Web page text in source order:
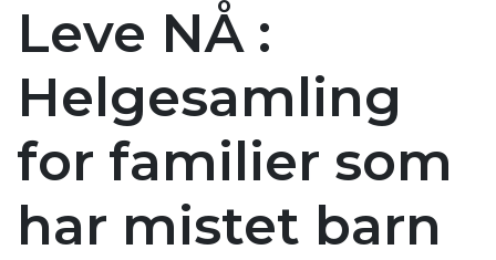
Leve NÅ :
Helgesamling
for familier som
har mistet barn